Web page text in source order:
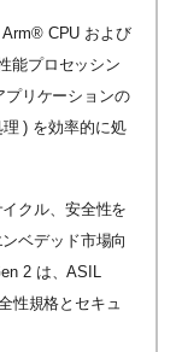
CPU および
能プロセッシン
プリケーションの
) を効率的に処
クル、安全性を
ベデッド市場向
2 は、ASIL
性規格とセキュ